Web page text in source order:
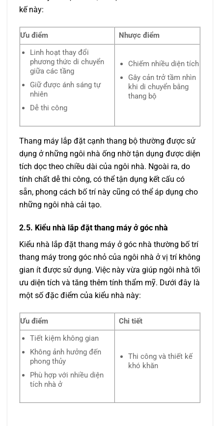
kế này:
Ưu điểm
Nhược điểm
Linh hoạt thay đổi
phương thức di chuyển
giữa các tầng
Giữ được ánh sáng tự
nhiên
Dễ thi công
Chiếm nhiều diện tích
Gây cản trở tầm nhìn
khi di chuyển bằng
thang bộ
Thang máy lắp đặt cạnh thang bộ thường được sử
dụng ở những ngôi nhà ống nhờ tận dụng được diện
tích dọc theo chiều dài của ngôi nhà. Ngoài ra, do
tính chất dễ thi công, có thể tận dụng kết cấu có
sẵn, phong cách bố trí này cũng có thể áp dụng cho
những ngôi nhà cải tạo.
2.5. Kiểu nhà lắp đặt thang máy ở góc nhà
Kiểu nhà lắp đặt thang máy ở góc nhà thường bố trí
thang máy trong góc nhỏ của ngôi nhà ở vị trí không
gian ít được sử dụng. Việc này vừa giúp ngôi nhà tối
ưu diện tích và tăng thêm tính thẩm mỹ. Dưới đây là
một số đặc điểm của kiểu nhà này:
Ưu điểm
Chi tiết
Tiết kiệm không gian
Không ảnh hưởng đến
phong thủy
Phù hợp với nhiều diện
tích nhà ở
Thi công và thiết kế
khó khăn